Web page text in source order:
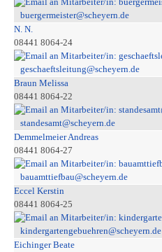
buergermeister@scheyern.de
N. N.
08441 8064-24
geschaeftsleitung@scheyern.de
Braun Melissa
08441 8064-22
standesamt@scheyern.de
Demmelmeier Andreas
08441 8064-27
bauamttiefbau@scheyern.de
Eccel Kerstin
08441 8064-25
kindergartengebuehren@scheyern.de
Eichinger Beate